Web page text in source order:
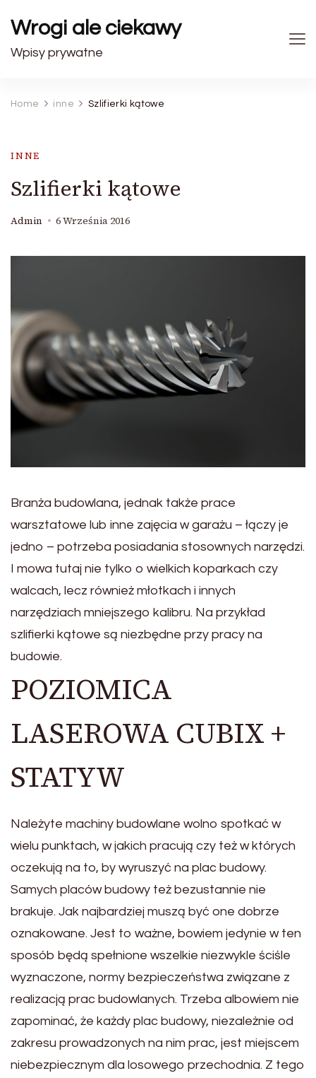
Wrogi ale ciekawy
Wpisy prywatne
Home inne Szlifierki kątowe
INNE
Szlifierki kątowe
Admin 6 Września 2016
Branża budowlana, jednak także prace
warsztatowe lub inne zajęcia w garażu – łączy je
jedno – potrzeba posiadania stosownych narzędzi.
I mowa tutaj nie tylko o wielkich koparkach czy
walcach, lecz również młotkach i innych
narzędziach mniejszego kalibru. Na przykład
szlifierki kątowe są niezbędne przy pracy na
budowie.
POZIOMICA
LASEROWA CUBIX +
STATYW
Należyte machiny budowlane wolno spotkać w
wielu punktach, w jakich pracują czy też w których
oczekują na to, by wyruszyć na plac budowy.
Samych placów budowy też bezustannie nie
brakuje. Jak najbardziej muszą być one dobrze
oznakowane. Jest to ważne, bowiem jedynie w ten
sposób będą spełnione wszelkie niezwykle ściśle
wyznaczone, normy bezpieczeństwa związane z
realizacją prac budowlanych. Trzeba albowiem nie
zapominać, że każdy plac budowy, niezależnie od
zakresu prowadzonych na nim prac, jest miejscem
niebezpiecznym dla losowego przechodnia. Z tego